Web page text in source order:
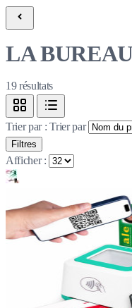
LA
19résultats
Trier par :Trier par
Filtres
Afficher :